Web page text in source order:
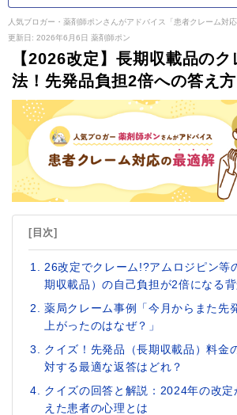
人気ブロガー・薬剤師ポンさんがアドバイス「患者クレーム対応
更新日: 2026年6月6日 薬剤師ポン
【2026改定】長期収載品の
法！先発品負担2倍への答え方
[目次]
26改定でクレーム!?アムロジピン等
期収載品）の自己負担が2倍になる
薬局クレーム事例「今月からまた先
上がったのはなぜ？」
クイズ！先発品（長期収載品）料金
対する最適な返答はどれ？
クイズの回答と解説：2024年の改定
えた患者の心理とは